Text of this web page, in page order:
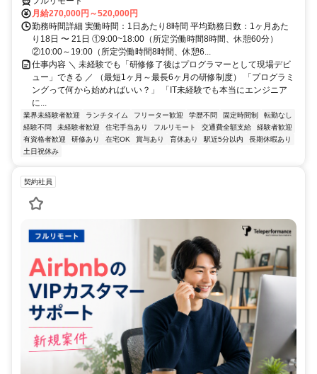
月給270,000円～520,000円
勤務時間詳細 実働時間：1日あたり8時間 平均勤務日数：1ヶ月あた
り18日 〜 21日 ①9:00~18:00（所定労働時間8時間、休憩60分）
②10:00～19:00（所定労働時間8時間、休憩6...
仕事内容 ＼ 未経験でも「研修修了後はプログラマーとして現場デビ
ュー」できる ／ （最短1ヶ月～最長6ヶ月の研修制度） 「プログラミ
ングって何から始めればいい？」 「IT未経験でも本当にエンジニア
に...
業界未経験者歓迎 ランチタイム フリーター歓迎 学歴不問 固定時間制
転勤なし
経験不問
未経験者歓迎 住宅手当あり フルリモート 交通費全額支給
経験者歓迎
有資格者歓迎
研修あり 在宅OK 賞与あり 育休あり 駅近5分以内
長期休暇あり
土日祝休み
契約社員